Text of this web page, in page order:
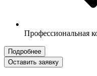
Профессиональная
Подробнее
Оставить заявку